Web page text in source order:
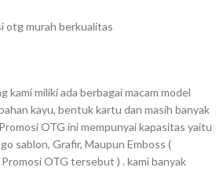
kami miliki ada berbagai macam model
kayu, bentuk kartu dan masih banyak
OTG ini mempunyai kapasitas yaitu
sablon, Grafir, Maupun Emboss (
OTG tersebut ) . kami banyak